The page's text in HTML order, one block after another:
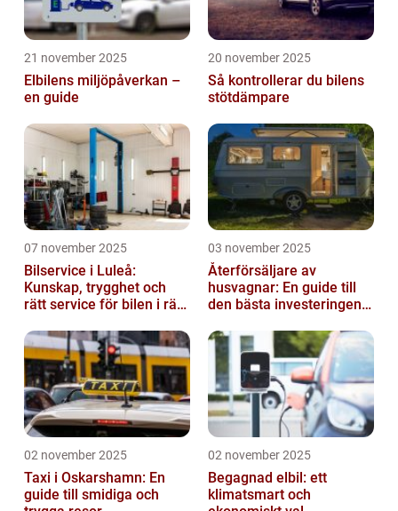
21 november 2025
Elbilens miljöpåverkan –
en guide
20 november 2025
Så kontrollerar du bilens
stötdämpare
07 november 2025
Bilservice i Luleå:
Kunskap, trygghet och
rätt service för bilen i rätt
03 november 2025
Återförsäljare av
husvagnar: En guide till
den bästa investeringen
02 november 2025
Taxi i Oskarshamn: En
guide till smidiga och
02 november 2025
Begagnad elbil: ett
klimatsmart och